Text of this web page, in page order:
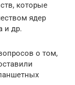
которые
ядер
и др.
о том,